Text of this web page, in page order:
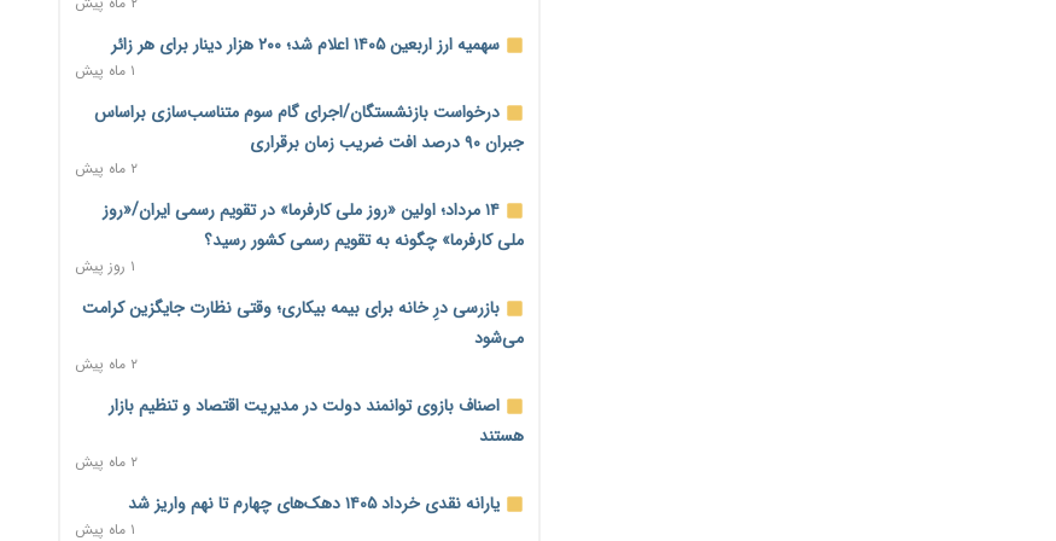
نماینده مجلس: توسعه مرزهای زمینی به راهبرد تأمین کالاهای
اساسی تبدیل شود
۱ روز پیش
خانه کارگر قزوین: شکاف دستمزد و هزینه معیشت هر روز عمیق‌تر
می‌شود
۱ روز پیش
رئیس سازمان امور مالیاتی: بلاگرهای پردرآمد مشمول پرداخت
مالیات هستند
۱ روز پیش
پیش‌بینی افزایش تولید برنج؛ نیاز وارداتی کشور به ۵۰۰ هزار تن
کاهش می‌یابد
۱ روز پیش
میلیارد دلاری
۱ روز پیش
اختیارات جدید گمرکات برای تمدید ورود موقت کالا و خودرو تا
سهمیه ارز اربعین ۱۴۰۵ اعلام شد؛ ۲۰۰ هزار دینار برای هر زائر
۱ ماه پیش
درخواست بازنشستگان/اجرای گام سوم متناسب‌سازی براساس
جبران ۹۰ درصد افت ضریب زمان برقراری
۲ ماه پیش
۱۴ مرداد؛ اولین «روز ملی کارفرما» در تقویم رسمی ایران/«روز
ملی کارفرما» چگونه به تقویم رسمی کشور رسید؟
۱ روز پیش
بازرسی درِ خانه برای بیمه بیکاری؛ وقتی نظارت جایگزین کرامت
می‌شود
۲ ماه پیش
اصناف بازوی توانمند دولت در مدیریت اقتصاد و تنظیم بازار
هستند
۲ ماه پیش
یارانه نقدی خرداد ۱۴۰۵ دهک‌های چهارم تا نهم واریز شد
۱ ماه پیش